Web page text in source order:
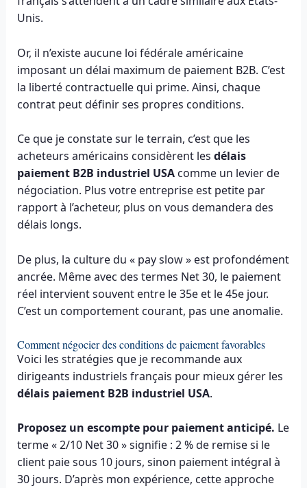
Unis.
Or, il n’existe aucune loi fédérale américaine
imposant un délai maximum de paiement B2B. C’est
la liberté contractuelle qui prime. Ainsi, chaque
contrat peut définir ses propres conditions.
Ce que je constate sur le terrain, c’est que les
acheteurs américains considèrent les délais
paiement B2B industriel USAcomme un levier de
négociation. Plus votre entreprise est petite par
rapport à l’acheteur, plus on vous demandera des
délais longs.
De plus, la culture du « pay slow » est profondément
ancrée. Même avec des termes Net 30, le paiement
réel intervient souvent entre le 35e et le 45e jour.
C’est un comportement courant, pas une anomalie.
Comment négocier des conditions de paiement favorables
Voici les stratégies que je recommande aux
dirigeants industriels français pour mieux gérer les
délais paiement B2B industriel USA.
Proposez un escompte pour paiement anticipé. Le
terme « 2/10 Net 30 » signifie : 2 % de remise si le
client paie sous 10 jours, sinon paiement intégral à
30 jours. D’après mon expérience, cette approche